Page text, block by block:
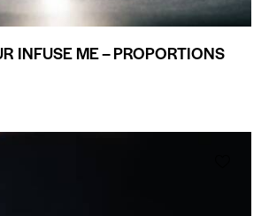
INFUSE ME – PROPORTIONS